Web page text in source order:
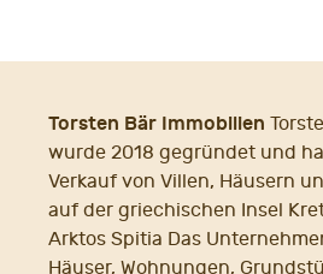
Torsten Bär Immobilien
wurde 2018 gegründet und
Verkauf von Villen, Häusern
auf der griechischen Insel
Arktos Spitia Das
Häuser, Wohnungen,